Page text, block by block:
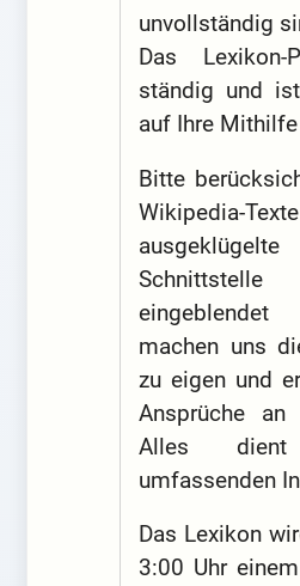
unvollständig
Das Lexikon-
ständig und
auf Ihre
Bitte
Wikipedia-
machen uns
zu eigen und
Ansprüche an
Alles
umfassenden
Das Lexikon
3:00 Uhr